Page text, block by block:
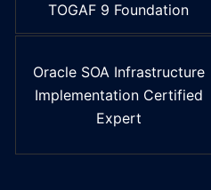
TOGAF 9 Foundation
Oracle SOA Infrastructure
Implementation Certified
Expert